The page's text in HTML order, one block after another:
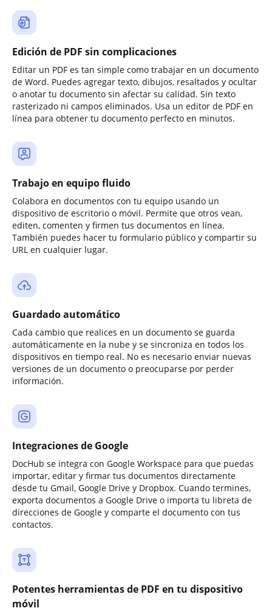
Edición de PDF sin complicaciones
Editar un PDF es tan simple como trabajar en un documento
de Word. Puedes agregar texto, dibujos, resaltados y ocultar
o anotar tu documento sin afectar su calidad. Sin texto
rasterizado ni campos eliminados. Usa un editor de PDF en
línea para obtener tu documento perfecto en minutos.
Trabajo en equipo fluido
Colabora en documentos con tu equipo usando un
dispositivo de escritorio o móvil. Permite que otros vean,
editen, comenten y firmen tus documentos en línea.
También puedes hacer tu formulario público y compartir su
URL en cualquier lugar.
Guardado automático
Cada cambio que realices en un documento se guarda
automáticamente en la nube y se sincroniza en todos los
dispositivos en tiempo real. No es necesario enviar nuevas
versiones de un documento o preocuparse por perder
información.
Integraciones de Google
DocHub se integra con Google Workspace para que puedas
importar, editar y firmar tus documentos directamente
desde tu Gmail, Google Drive y Dropbox. Cuando termines,
exporta documentos a Google Drive o importa tu libreta de
direcciones de Google y comparte el documento con tus
contactos.
Potentes herramientas de PDF en tu dispositivo
móvil